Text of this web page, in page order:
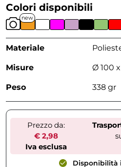
Colori disponibili
new
Materiale
Misure Ø 100
Peso 338 gr
Prezzo da:
€ 2,98
Iva esclusa
Disponibilità